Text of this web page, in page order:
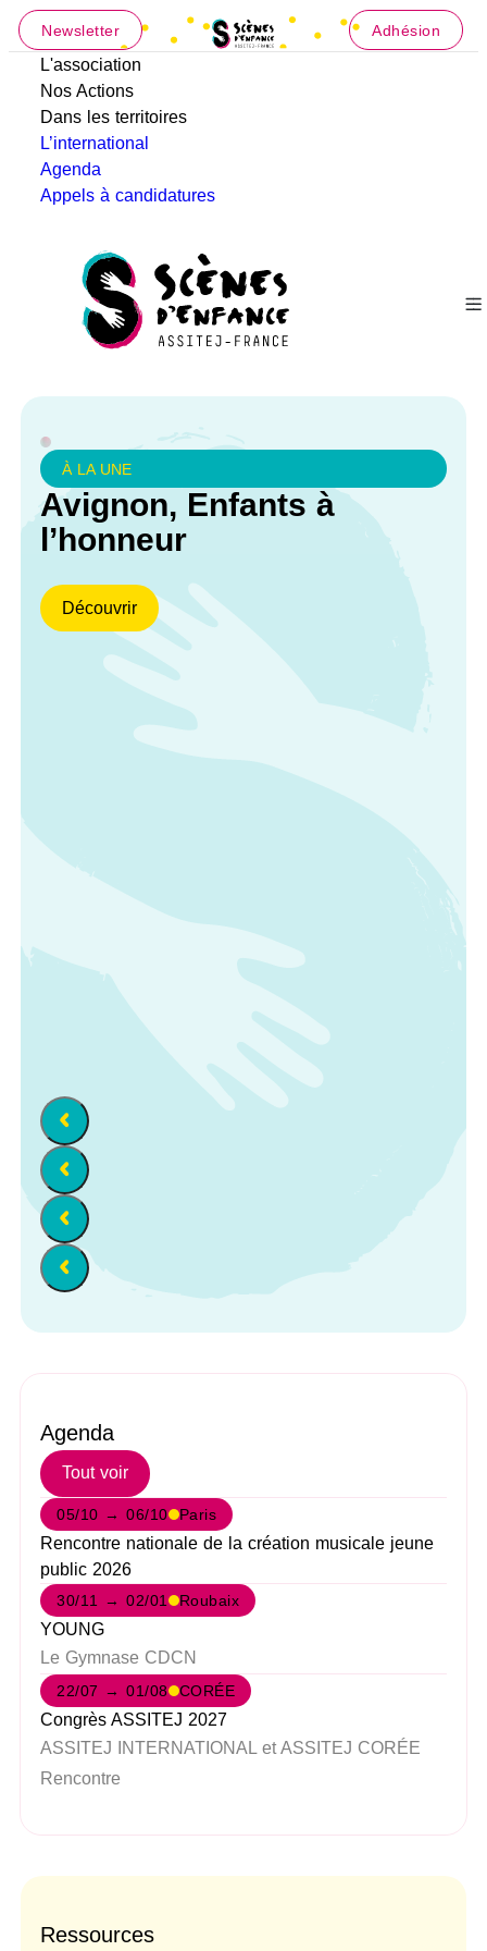
Newsletter Adhésion
L'association
Nos Actions
Dans les territoires
L’international
Agenda
Appels à candidatures
À LA UNE
Avignon, Enfants à
l’honneur
Découvrir
Agenda
Tout voir
05/10 → 06/10 Paris
Rencontre nationale de la création musicale jeune
public 2026
30/11 → 02/01 Roubaix
YOUNG
Le Gymnase CDCN
22/07 → 01/08 CORÉE
Congrès ASSITEJ 2027
ASSITEJ INTERNATIONAL et ASSITEJ CORÉE
Rencontre
Ressources